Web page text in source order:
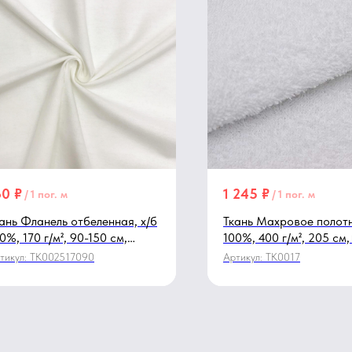
Фланель отбеленная, х/б
170 г/м², 90-150 см,
TK002517090
₽ /1 пог. м
Ткань Махровое
100%, 400 г/м², 205
Артикул: TK0017
1 245 ₽ /1 пог. м